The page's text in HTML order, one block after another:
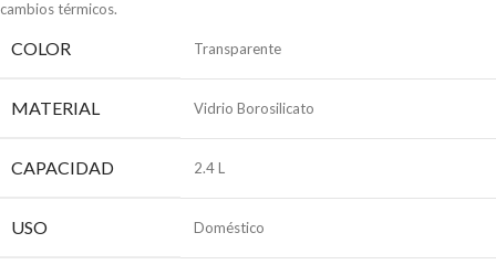
cambios térmicos.
COLOR Transparente
MATERIAL Vidrio Borosilicato
CAPACIDAD 2.4 L
USO Doméstico